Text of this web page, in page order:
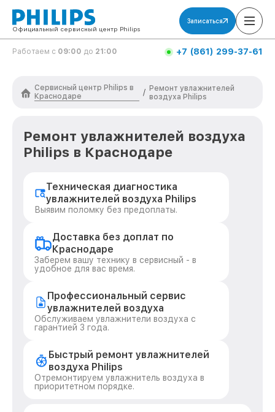
Официальный сервисный центр Philips
Записаться
Работаем с 09:00 до 21:00 +7 (861) 299-37-61
Сервисный центр Philips в
Краснодаре
/ Ремонт увлажнителей
воздуха Philips
Ремонт увлажнителей воздуха
Philips в Краснодаре
Техническая диагностика
увлажнителей воздуха Philips
Выявим поломку без предоплаты.
Доставка без доплат по
Краснодаре
Заберем вашу технику в сервисный - в
удобное для вас время.
Профессиональный сервис
увлажнителей воздуха
Обслуживаем увлажнители воздуха с
гарантией 3 года.
Быстрый ремонт увлажнителей
воздуха Philips
Отремонтируем увлажнитель воздуха в
приоритетном порядке.